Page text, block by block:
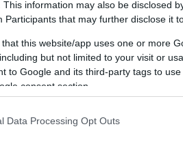
This information may also be disclosed
Participants that may further disclose it
that this website/app uses one or more
but not limited to your visit or
to Google and its third-party tags to
consent section.
Data Processing Opt Outs
azok asötét sikátorok,
hibás attribúció, rosszul
konzultáció nem attól „AI",
és a döntéseket egyetlen